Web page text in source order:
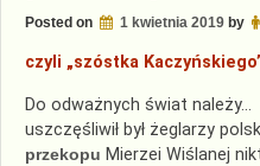
Posted on 1 kwietnia 2019 by
czyli „szóstka
Do odważnych świat należy…
uszczęśliwił był żeglarzy
przekopu Mierzei Wiślanej